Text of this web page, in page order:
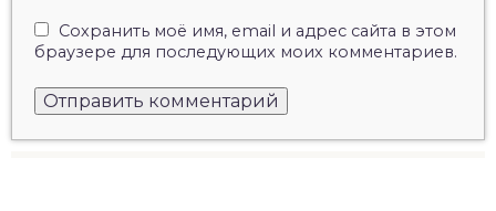
Сохранить моё имя, email и адрес сайта в этом
браузере для последующих моих комментариев.